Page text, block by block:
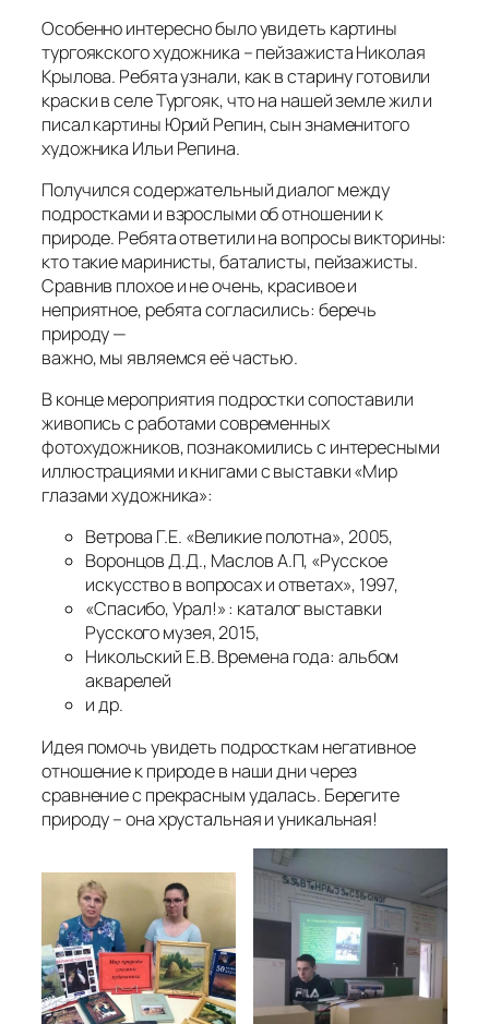
Особенно интересно было увидеть картины
тургоякского художника – пейзажиста Николая
Крылова. Ребята узнали, как в старину готовили
краски в селе Тургояк, что на нашей земле жил и
писал картины Юрий Репин, сын знаменитого
художника Ильи Репина.
Получился содержательный диалог между
подростками и взрослыми об отношении к
природе. Ребята ответили на вопросы викторины:
кто такие маринисты, баталисты, пейзажисты.
Сравнив плохое и не очень, красивое и
неприятное, ребята согласились: беречь
природу —
важно, мы являемся её частью.
В конце мероприятия подростки сопоставили
живопись с работами современных
фотохудожников, познакомились с интересными
иллюстрациями и книгами с выставки «Мир
глазами художника»:
Ветрова Г.Е. «Великие полотна», 2005,
Воронцов Д.Д., Маслов А.П, «Русское
искусство в вопросах и ответах», 1997,
«Спасибо, Урал!» : каталог выставки
Русского музея, 2015,
Никольский Е.В. Времена года: альбом
акварелей
и др.
Идея помочь увидеть подросткам негативное
отношение к природе в наши дни через
сравнение с прекрасным удалась. Берегите
природу – она хрустальная и уникальная!